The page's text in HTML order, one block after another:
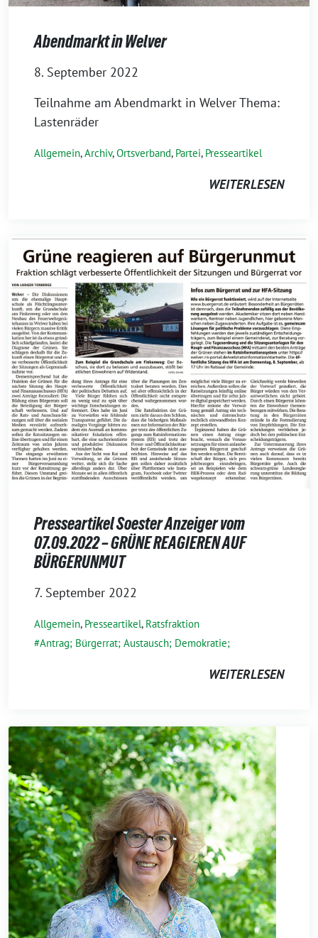
Abendmarkt in Welver
8. September 2022
Teilnahme am Abendmarkt in Welver Thema:
Lastenräder
Allgemein,Archiv,Ortsverband, Partei, Presseartikel
WEITERLESEN
Presseartikel Soester Anzeiger vom
07.09.2022 – GRÜNE REAGIEREN AUF
BÜRGERUNMUT
7. September 2022
Allgemein, Presseartikel, Ratsfraktion
Antrag; Bürgerrat; Austausch; Demokratie;
WEITERLESEN